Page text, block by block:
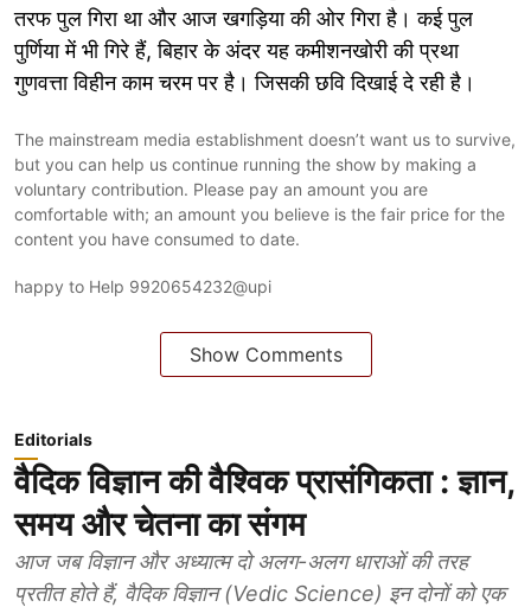
तरफ पुल गिरा था और आज खगड़िया की ओर गिरा है। कई पुल
पुर्णिया में भी गिरे हैं, बिहार के अंदर यह कमीशनखोरी की प्रथा
गुणवत्ता विहीन काम चरम पर है। जिसकी छवि दिखाई दे रही है।
The mainstream media establishment doesn’t want us to survive,
but you can help us continue running the show by making a
voluntary contribution. Please pay an amount you are
comfortable with; an amount you believe is the fair price for the
content you have consumed to date.
happy to Help 9920654232@upi
Show Comments
Editorials
वैदिक विज्ञान की वैश्विक प्रासंगिकता : ज्ञान,
समय और चेतना का संगम
आज जब विज्ञान और अध्यात्म दो अलग-अलग धाराओं की तरह
प्रतीत होते हैं, वैदिक विज्ञान (Vedic Science) इन दोनों को एक